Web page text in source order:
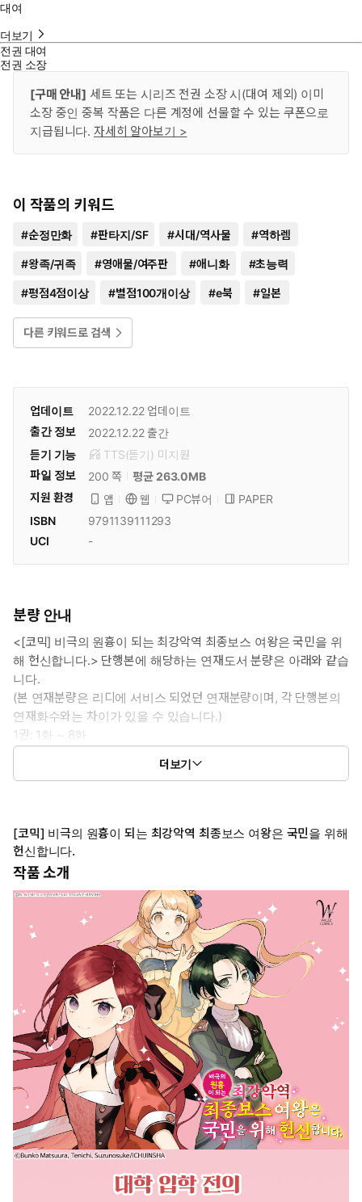
대여
더보기
전권 대여
전권 소장
[구매 안내] 세트 또는 시리즈 전권 소장 시(대여 제외) 이미
소장 중인 중복 작품은 다른 계정에 선물할 수 있는 쿠폰으로
지급됩니다. 자세히 알아보기 >
이 작품의 키워드
#순정만화 #판타지/SF #시대/역사물 #역하렘
#왕족/귀족 #영애물/여주판 #애니화 #초능력
#평점4점이상 #별점100개이상 #e북 #일본
다른 키워드로 검색
업데이트 2022.12.22업데이트
출간 정보
2022.12.22 출간
듣기 기능
TTS(듣기) 미 지원
파일 정보
200 쪽
평균 263.0MB
지원 환경
앱 웹 PC뷰어
PAPER
ISBN
9791139111293
UCI
-
분량 안내
<[코믹] 비극의 원흉이 되는 최강악역 최종보스 여왕은 국민을 위
해 헌신합니다.> 단행본에 해당하는 연재도서 분량은 아래와 같습
니다.
(본 연재분량은 리디에 서비스 되었던 연재분량이며, 각 단행본의
연재화수와는 차이가 있을 수 있습니다.)
1권: 1화 ~ 8화
2권: 9화 ~ 16화
더보기
[코믹] 비극의 원흉이 되는 최강악역 최종보스 여왕은 국민을 위해
헌신합니다.
작품 소개